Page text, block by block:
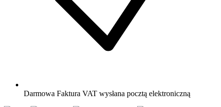
Darmowa Faktura VAT wysłana pocztą elektroniczną